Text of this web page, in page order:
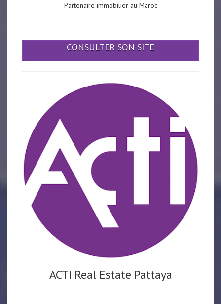
Partenaire immobilier au Maroc
CONSULTER SON SITE
ACTI Real Estate Pattaya